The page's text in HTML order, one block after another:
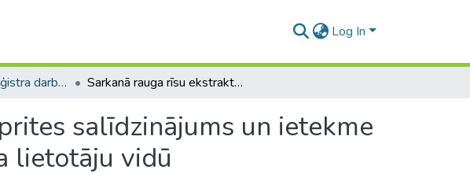
Log In
Bakalaura un maģistra darbi (MF) / Bachelor's and Master's theses Sarkanā rauga rīsu ekstrakta preparātu aprites salīdzinājums un ietekme uz holesterīna līmeņa izmaiņām preparāta lietotāju vidū
salīdzinājums un ietekme
lietotāju vidū